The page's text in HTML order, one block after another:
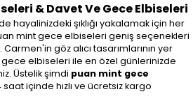
& Davet Ve Gece Elbiseleri
hayalinizdeki şıklığı yakalamak için her
mint gece elbiseleri geniş seçenekleri
göz alıcı tasarımlarının yer
gece elbiseleri ile en özel günlerinizde
Üstelik şimdi puan mint gece
içinde hızlı ve ücretsiz kargo